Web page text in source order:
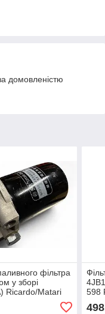
домовленістю
фільтра
у зборі
Ricardo/Matari
598
498